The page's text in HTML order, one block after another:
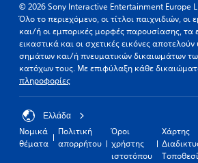
© 2026 Sony Interactive Entertainment Europe
Όλο το περιεχόμενο, οι τίτλοι παιχνιδιών, οι
και/ή οι εμπορικές μορφές παρουσίασης,
εικαστικά και οι σχετικές εικόνες
σημάτων και/ή πνευματικών δικαιωμάτων
κατόχων τους. Με επιφύλαξη κάθε
πληροφορίες
Ελλάδα
Νομικά
θέματα
Πολιτική
απορρήτου
Όροι
χρήστης
ιστοτόπου
Χάρτης